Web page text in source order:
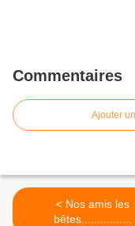
Commentaires
Ajouter
< Nos amis les
bêtes................